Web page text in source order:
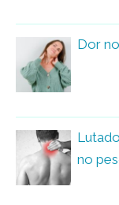
Dor
no